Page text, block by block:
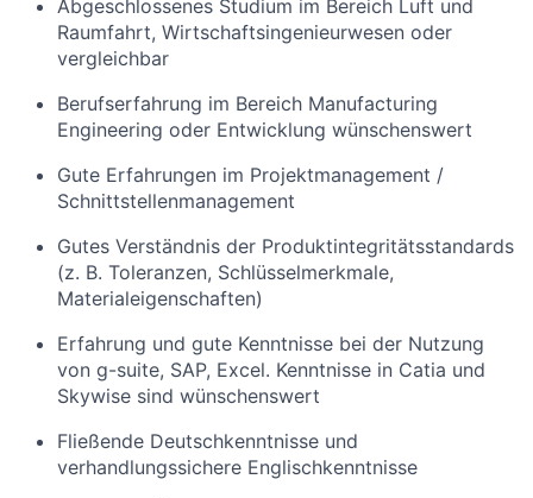
Abgeschlossenes Studium im Bereich Luft und
Raumfahrt, Wirtschaftsingenieurwesen oder
vergleichbar
Berufserfahrung im Bereich Manufacturing
Engineering oder Entwicklung wünschenswert
Gute Erfahrungen im Projektmanagement /
Schnittstellenmanagement
Gutes Verständnis der Produktintegritätsstandards
(z. B. Toleranzen, Schlüsselmerkmale,
Materialeigenschaften)
Erfahrung und gute Kenntnisse bei der Nutzung
von g-suite, SAP, Excel. Kenntnisse in Catia und
Skywise sind wünschenswert
Fließende Deutschkenntnisse und
verhandlungssichere Englischkenntnisse